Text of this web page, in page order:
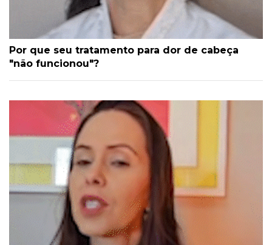
Por que seu tratamento para dor de cabeça
"não funcionou"?